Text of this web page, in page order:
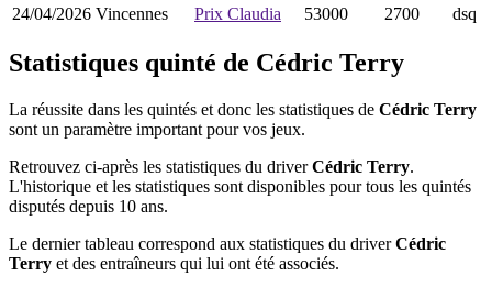
24/04/2026 Vincennes Prix Claudia 53000 2700 dsq
Statistiques quinté de Cédric Terry
La réussite dans les quintés et donc les statistiques de Cédric Terry
sont un paramètre important pour vos jeux.
Retrouvez ci-après les statistiques du driverCédric Terry.
L'historique et les statistiques sont disponibles pour tous les quintés
disputés depuis 10 ans.
Le dernier tableau correspond aux statistiques du driverCédric
Terry et des entraîneurs qui lui ont été associés.